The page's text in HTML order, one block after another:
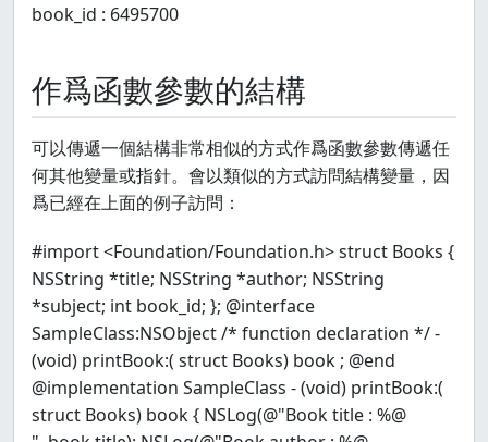
book_id : 6495700
作爲函數參數的結構
可以傳遞一個結構非常相似的方式作爲函數參數傳遞任
何其他變量或指針。會以類似的方式訪問結構變量，因
爲已經在上面的例子訪問：
#import <Foundation/Foundation.h> struct Books {
NSString *title; NSString *author; NSString
*subject; int book_id; }; @interface
SampleClass:NSObject /* function declaration */ -
(void) printBook:( struct Books) book ; @end
@implementation SampleClass - (void) printBook:(
struct Books) book { NSLog(@"Book title : %@